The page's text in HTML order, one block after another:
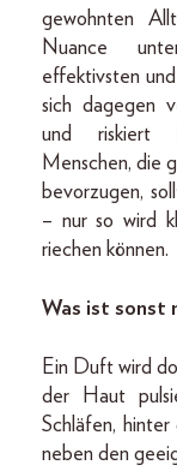
gewohnten
Nuance
effektivsten
sich dagegen
und riskiert
Menschen, die
bevorzugen,
– nur so wird
riechen können.
Was ist sonst
Ein Duft wird
der Haut
Schläfen,
neben den